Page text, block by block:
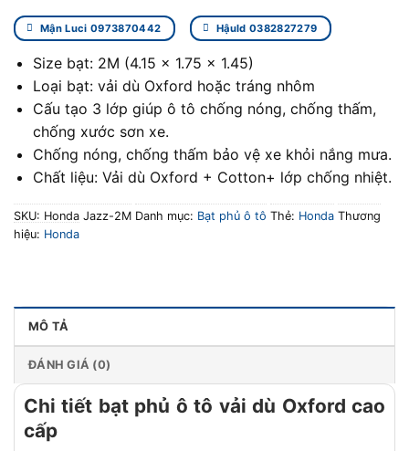
Mận Luci 0973870442 Hậuld 0382827279
Size bạt: 2M (4.15 x 1.75 x 1.45)
Loại bạt: vải dù Oxford hoặc tráng nhôm
Cấu tạo 3 lớp giúp ô tô chống nóng, chống thấm,
chống xước sơn xe.
Chống nóng, chống thấm bảo vệ xe khỏi nắng mưa.
Chất liệu: Vải dù Oxford + Cotton+ lớp chống nhiệt.
SKU: Honda Jazz-2M Danh mục: Bạt phủ ô tô Thẻ: Honda Thương
hiệu: Honda
MÔ TẢ
ĐÁNH GIÁ (0)
Chi tiết bạt phủ ô tô vải dù Oxford cao
cấp